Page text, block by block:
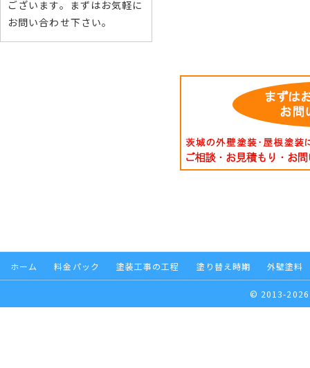
ございます。まずはお気軽に
お問い合わせ下さい。
ホーム 料金パック 塗装工事の工程 塗り替え時期 外壁塗料
© 2013-2026